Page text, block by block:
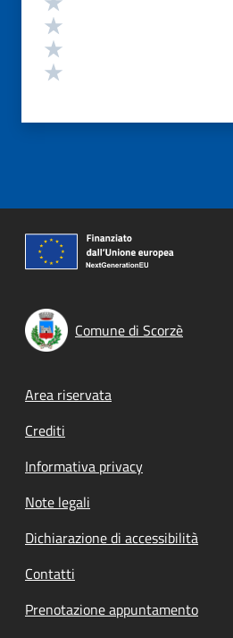
Comune di Scorzè
Footer menu
Area riservata
Crediti
Informativa privacy
Note legali
Dichiarazione di accessibilità
Contatti
Prenotazione appuntamento